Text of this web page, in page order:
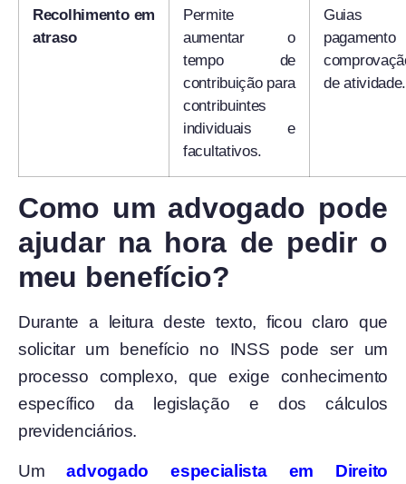
Recolhimento em
atraso
Permite
aumentar o
tempo de
contribuição para
contribuintes
individuais e
facultativos.
Guias
de atividade.
Como um advogado pode
ajudar na hora de pedir o
meu benefício?
Durante a leitura deste texto, ficou claro que
solicitar um benefício no INSS pode ser um
processo complexo, que exige conhecimento
específico da legislação e dos cálculos
previdenciários.
Umadvogado especialista em Direito